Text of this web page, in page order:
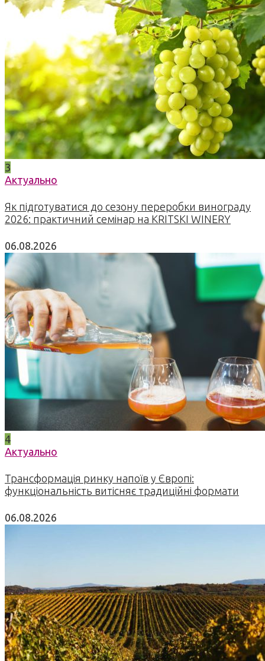
3
Актуально
Як підготуватися до сезону переробки винограду
2026: практичний семінар на KRITSKI WINERY
06.08.2026
4
Актуально
Трансформація ринку напоїв у Європі:
функціональність витісняє традиційні формати
06.08.2026